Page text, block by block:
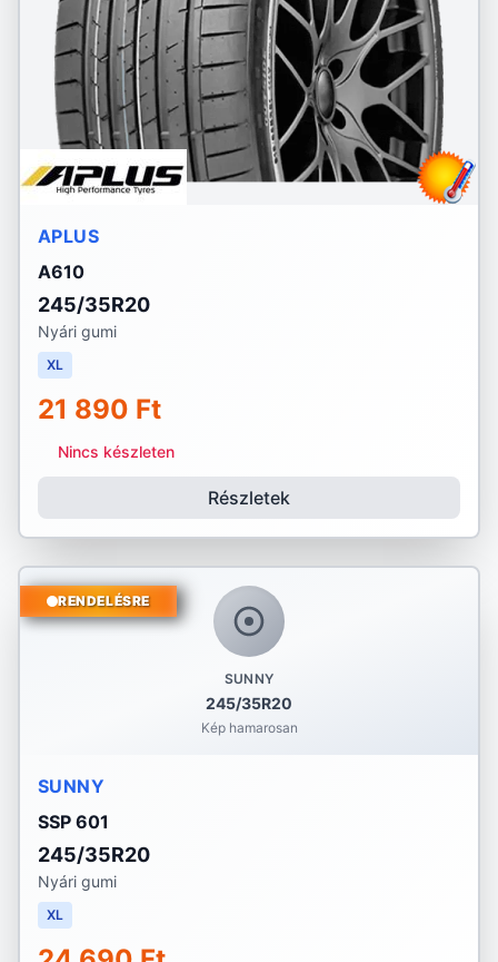
APLUS
A610
245/35R20
Nyári gumi
XL
21 890 Ft
Nincs készleten
Részletek
SUNNY
245/35R20
Kép hamarosan
RENDELÉSRE
SUNNY
SSP 601
245/35R20
Nyári gumi
XL